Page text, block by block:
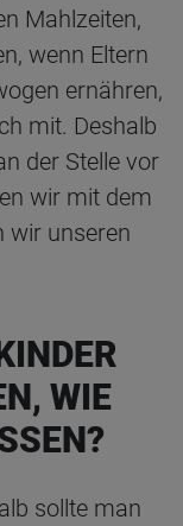
Mahlzeiten,
wenn Eltern
ernähren,
mit. Deshalb
der Stelle vor
wir mit dem
wir unseren
WIE
sollte man